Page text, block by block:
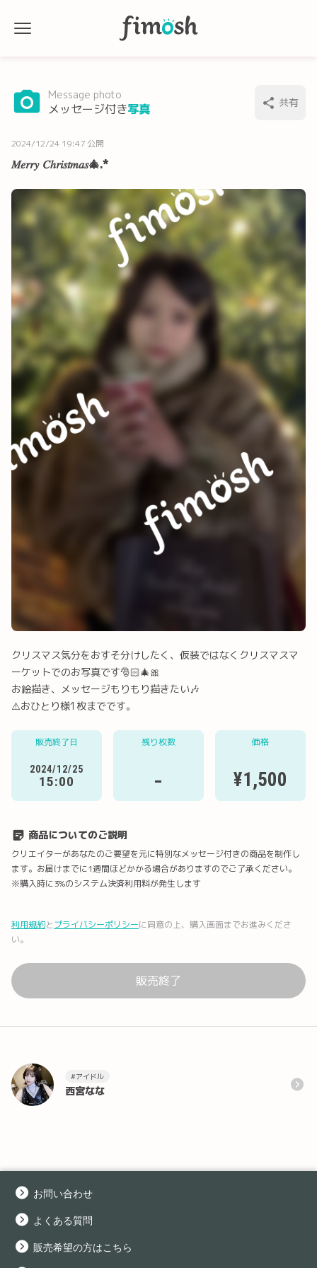
Message photo
メッセージ付き写真 共有
2024/12/24 19:47 公開
𝑀𝑒𝑟𝑟𝑦 𝐶ℎ𝑟𝑖𝑠𝑡𝑚𝑎𝑠‪🎄.*
クリスマス気分をおすそ分けしたく、仮装ではなくクリスマスマ
ーケットでのお写真です🎅🏻🎄🎀
お絵描き、メッセージもりもり描きたい🎶
⚠️おひとり様1枚までです。
販売終了日
2024/12/25
15:00
残り枚数
-
価格
¥1,500
商品についてのご説明
クリエイターがあなたのご要望を元に特別なメッセージ付きの商品を制作し
ます。お届けまでに1週間ほどかかる場合がありますのでご了承ください。
※購入時に3%のシステム決済利用料が発生します
利用規約とプライバシーポリシーに同意の上、購入画面までお進みくださ
い。
販売終了
#アイドル
西宮なな
お問い合わせ
よくある質問
販売希望の方はこちら
URLコピー